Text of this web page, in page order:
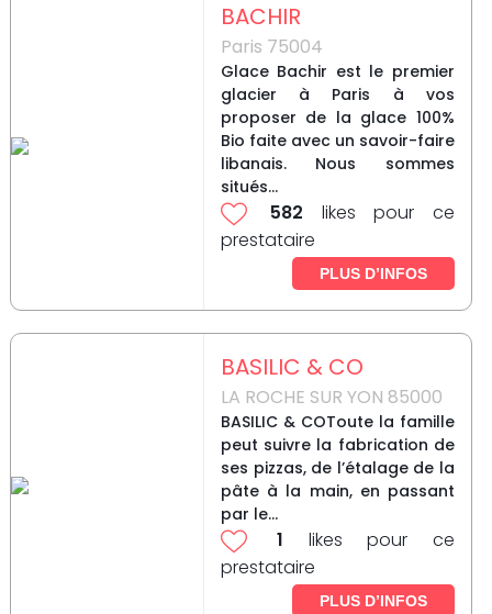
BACHIR
Paris 75004
Glace Bachir est le premier
glacier à Paris à vos
proposer de la glace 100%
Bio faite avec un savoir-faire
libanais. Nous sommes
situés...
582 likes pour ce
prestataire
PLUS D’INFOS
BASILIC & CO
LA ROCHE SUR YON 85000
BASILIC & COToute la famille
peut suivre la fabrication de
ses pizzas, de l’étalage de la
pâte à la main, en passant
par le...
1 likes pour ce
prestataire
PLUS D’INFOS